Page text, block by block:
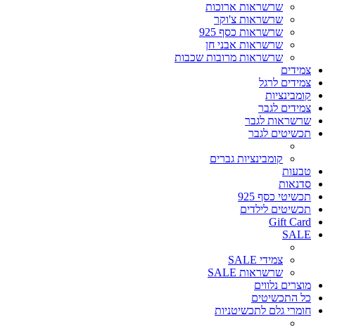
שרשראות ארוכות
שרשראות צ'וקר
שרשראות כסף 925
שרשראות אבני חן
שרשראות מרובות שכבות
צמידים
צמידים לרגל
קומבינציות
צמידים לגבר
שרשראות לגבר
תכשיטים לגבר
קומבינציות גברים
טבעות
סדנאות
תכשיטי כסף 925
תכשיטים לילדים
Gift Card
SALE
צמידי SALE
שרשראות SALE
מוצרים נלווים
כל התכשיטים
חומרי גלם לתכשיטניות